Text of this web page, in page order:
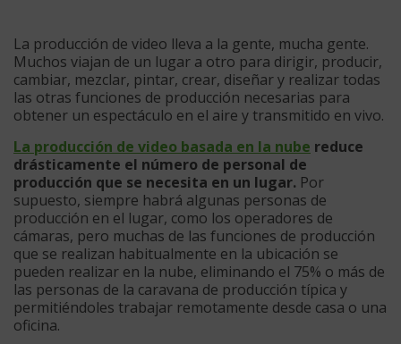
La producción de video lleva a la gente, mucha gente.
Muchos viajan de un lugar a otro para dirigir, producir,
cambiar, mezclar, pintar, crear, diseñar y realizar todas
las otras funciones de producción necesarias para
obtener un espectáculo en el aire y transmitido en vivo.
La producción de video basada en la nube reduce
drásticamente el número de personal de
producción que se necesita en un lugar. Por
supuesto, siempre habrá algunas personas de
producción en el lugar, como los operadores de
cámaras, pero muchas de las funciones de producción
que se realizan habitualmente en la ubicación se
pueden realizar en la nube, eliminando el 75% o más de
las personas de la caravana de producción típica y
permitiéndoles trabajar remotamente desde casa o una
oficina.